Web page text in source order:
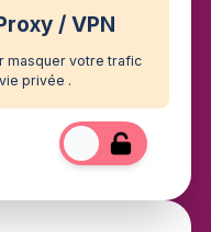
/ VPN
masquer votre trafic
privée .